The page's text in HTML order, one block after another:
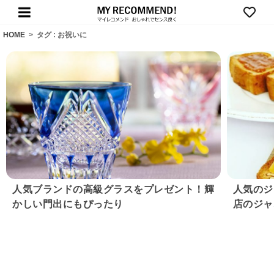
HOME > タグ : お祝いに
人気ブランドの高級グラスをプレゼント！輝
かしい門出にもぴったり
人気の
店のジ